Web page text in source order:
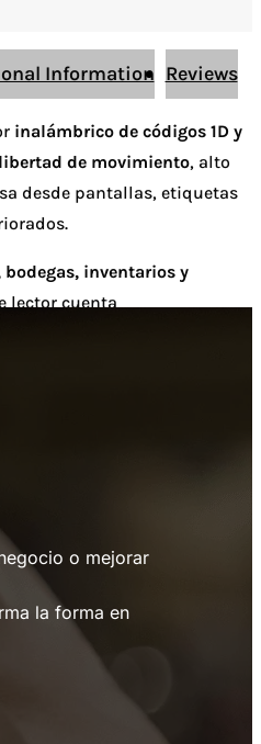
Information Reviews
inalámbrico de códigos 1D y
libertad de movimiento, alto
desde pantallas, etiquetas
inventarios y
lector cuenta
(lectura óptica avanzada)
Code 128, Code 39, etc.
o mejorar
la forma en